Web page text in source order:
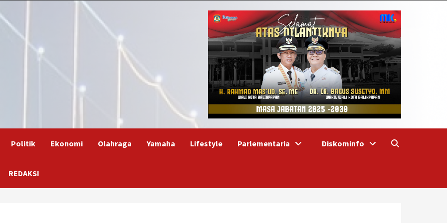
Politik Ekonomi Olahraga Yamaha Lifestyle Parlementaria Diskominfo
REDAKSI